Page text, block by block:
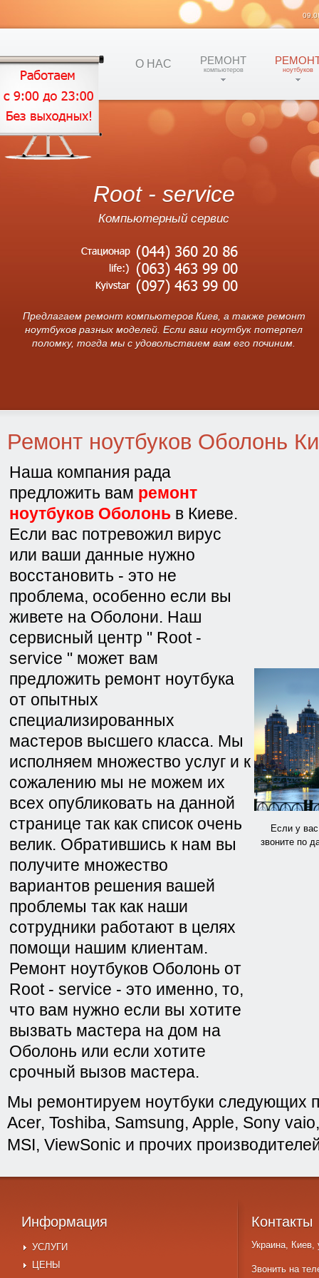
О НАС РЕМОНТ
компьютеров ноутбуков
Root - service
Компьютерный сервис
Предлагаем ремонт компьютеров Киев, а также ремонт
ноутбуков разных моделей. Если ваш ноутбук потерпел
поломку, тогда мы с удовольствием вам его починим.
Ремонт ноутбуков Оболонь
Наша компания рада
предложить вам ремонт
ноутбуков Оболонь в Киеве.
Если вас потревожил вирус
или ваши данные нужно
восстановить - это не
проблема, особенно если вы
живете на Оболони. Наш
сервисный центр " Root -
service " может вам
предложить ремонт ноутбука
от опытных
специализированных
мастеров высшего класса. Мы
исполняем множество услуг и к
сожалению мы не можем их
всех опубликовать на данной
странице так как список очень
велик. Обратившись к нам вы
получите множество
вариантов решения вашей
проблемы так как наши
сотрудники работают в целях
помощи нашим клиентам.
Ремонт ноутбуков Оболонь от
Root - service - это именно, то,
что вам нужно если вы хотите
вызвать мастера на дом на
Оболонь или если хотите
срочный вызов мастера.
Если у
звоните по
Мы ремонтируем ноутбуки следующих
Acer, Toshiba, Samsung, Apple, Sony
MSI, ViewSonic и прочих
Информация
УСЛУГИ
ЦЕНЫ
Контакты
Украина,
Звонить на